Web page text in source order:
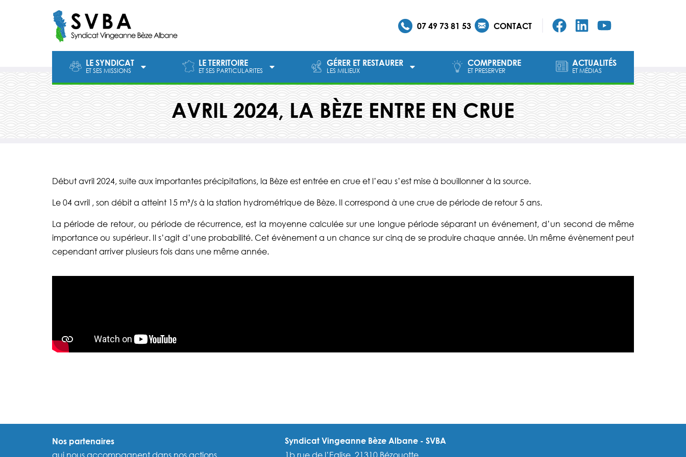
07 49 73 81 53 CONTACT
LE SYNDICAT
ET SES MISSIONS
LE TERRITOIRE
ET SES PARTICULARITES
GÉRER ET RESTAURER
LES MILIEUX
COMPRENDRE
ET PRESERVER
ACTUALITÉS
ET MÉDIAS
AVRIL 2024, LA BÈZE ENTRE EN CRUE
Début avril 2024, suite aux importantes précipitations, la Bèze est entrée en crue et l’eau s’est mise à bouillonner à la source.
Le 04 avril , son débit a atteint 15 m³/s à la station hydrométrique de Bèze. Il correspond à une crue de période de retour 5 ans.
La période de retour, ou période de récurrence, est la moyenne calculée sur une longue période séparant un événement, d’un second de même
importance ou supérieur. Il s’agit d’une probabilité. Cet évènement a un chance sur cinq de se produire chaque année. Un même évènement peut
cependant arriver plusieurs fois dans une même année.
Nos partenaires
qui nous accompagnent dans nos actions
Syndicat Vingeanne Bèze Albane - SVBA
1b rue de l’Eglise, 21310 Bézouotte